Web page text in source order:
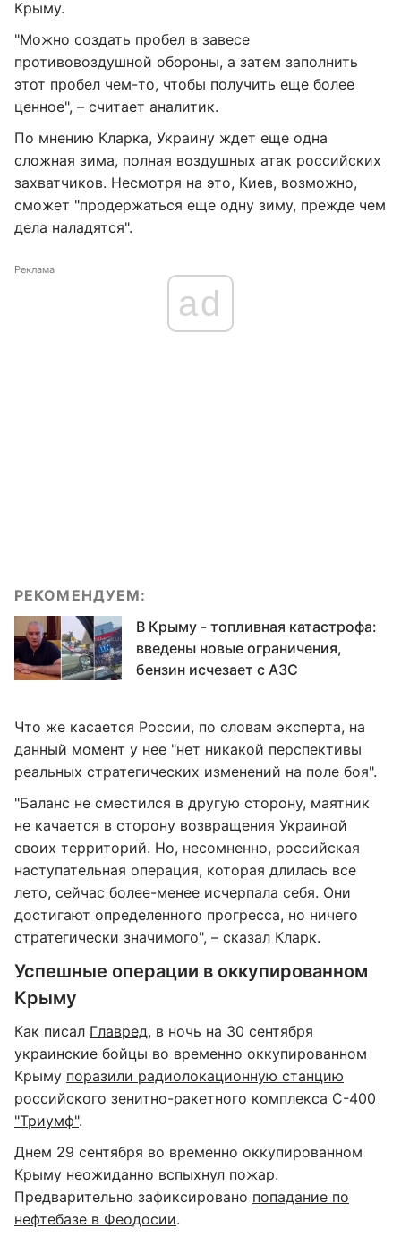
Крыму.
"Можно создать пробел в завесе
противовоздушной обороны, а затем заполнить
этот пробел чем-то, чтобы получить еще более
ценное", – считает аналитик.
По мнению Кларка, Украину ждет еще одна
сложная зима, полная воздушных атак российских
захватчиков. Несмотря на это, Киев, возможно,
сможет "продержаться еще одну зиму, прежде чем
дела наладятся".
Реклама
ad
РЕКОМЕНДУЕМ:
В Крыму - топливная катастрофа:
введены новые ограничения,
бензин исчезает с АЗС
Что же касается России, по словам эксперта, на
данный момент у нее "нет никакой перспективы
реальных стратегических изменений на поле боя".
"Баланс не сместился в другую сторону, маятник
не качается в сторону возвращения Украиной
своих территорий. Но, несомненно, российская
наступательная операция, которая длилась все
лето, сейчас более-менее исчерпала себя. Они
достигают определенного прогресса, но ничего
стратегически значимого", – сказал Кларк.
Успешные операции в оккупированном
Крыму
Как писал Главред, в ночь на 30 сентября
украинские бойцы во временно оккупированном
Крыму поразили радиолокационную станцию
российского зенитно-ракетного комплекса С-400
"Триумф".
Днем 29 сентября во временно оккупированном
Крыму неожиданно вспыхнул пожар.
Предварительно зафиксировано попадание по
нефтебазе в Феодосии.